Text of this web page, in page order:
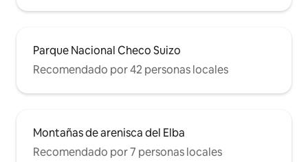
Parque Nacional Checo Suizo
Recomendado por 42 personas locales
Montañas de arenisca del Elba
Recomendado por 7 personas locales